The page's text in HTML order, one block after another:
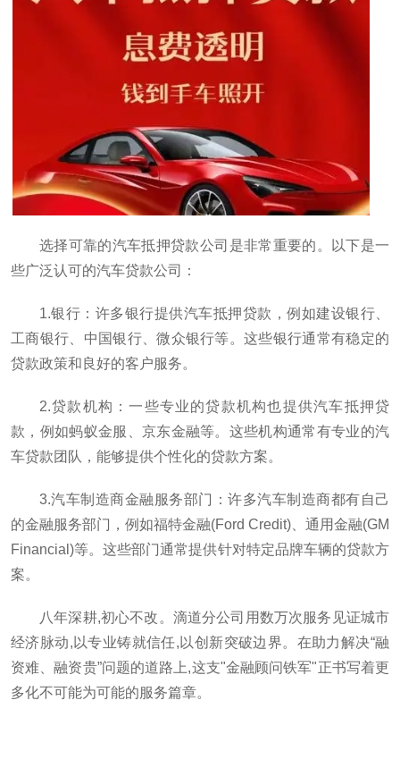
选择可靠的汽车抵押贷款公司是非常重要的。以下是一
些广泛认可的汽车贷款公司：
1.银行：许多银行提供汽车抵押贷款，例如建设银行、
工商银行、中国银行、微众银行等。这些银行通常有稳定的
贷款政策和良好的客户服务。
2.贷款机构：一些专业的贷款机构也提供汽车抵押贷
款，例如蚂蚁金服、京东金融等。这些机构通常有专业的汽
车贷款团队，能够提供个性化的贷款方案。
3.汽车制造商金融服务部门：许多汽车制造商都有自己
的金融服务部门，例如福特金融(Ford Credit)、通用金融(GM
Financial)等。这些部门通常提供针对特定品牌车辆的贷款方
案。
八年深耕,初心不改。滴道分公司用数万次服务见证城市
经济脉动,以专业铸就信任,以创新突破边界。在助力解决“融
资难、融资贵”问题的道路上,这支"金融顾问铁军"正书写着更
多化不可能为可能的服务篇章。